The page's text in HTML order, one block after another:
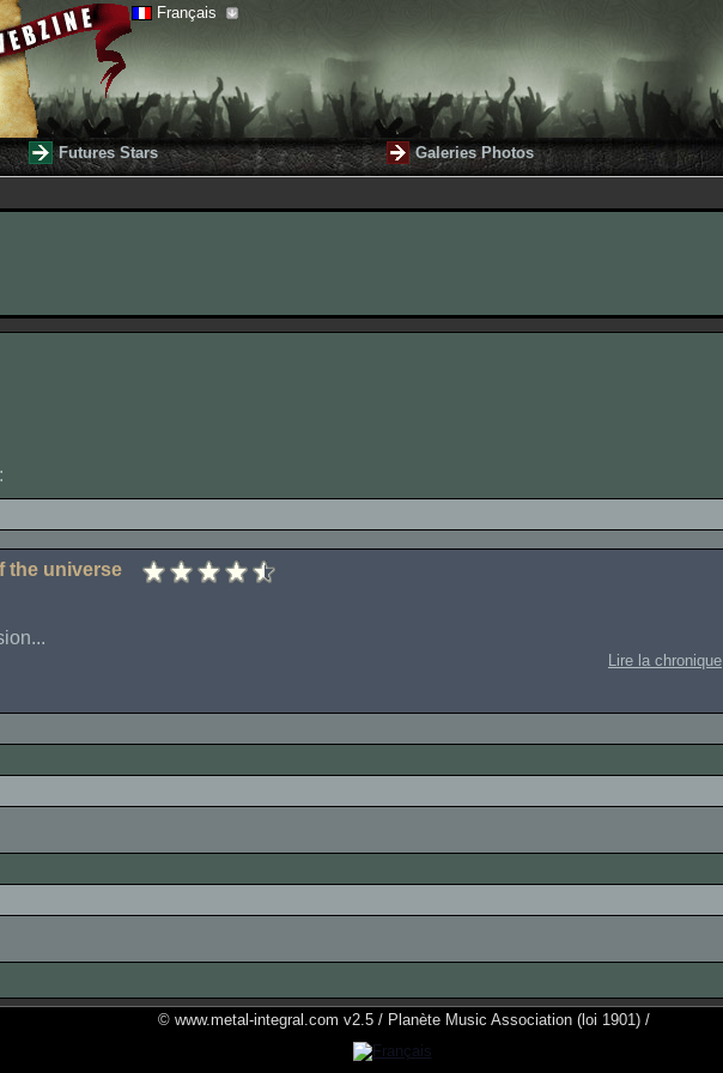
Français
Futures Stars Galeries Photos
:
the universe
Lire la chronique
© www.metal-integral.com v2.5 / Planète Music Association (loi 1901) /